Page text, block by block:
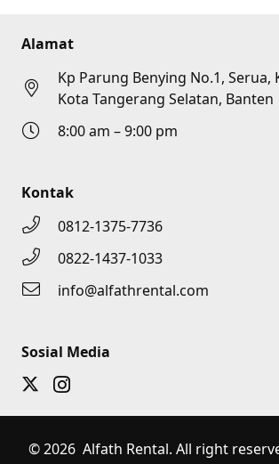
Alamat
Kp Parung Benying No.1, Serua,
Kota Tangerang Selatan, Banten
8:00 am – 9:00 pm
Kontak
0812-1375-7736
0822-1437-1033
info@alfathrental.com
Sosial Media
© 2026 Alfath Rental. All right